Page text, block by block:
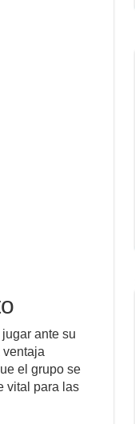
ante su
el grupo se
vital para las